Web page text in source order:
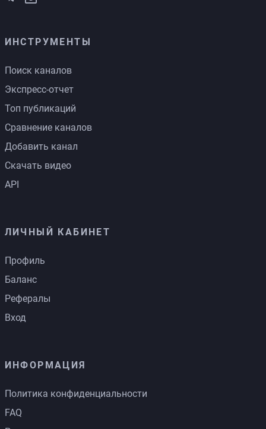
ИНСТРУМЕНТЫ
Поиск каналов
Экспресс-отчет
Топ публикаций
Сравнение каналов
Добавить канал
Скачать видео
API
ЛИЧНЫЙ КАБИНЕТ
Профиль
Баланс
Рефералы
Вход
ИНФОРМАЦИЯ
Политика конфиденциальности
FAQ